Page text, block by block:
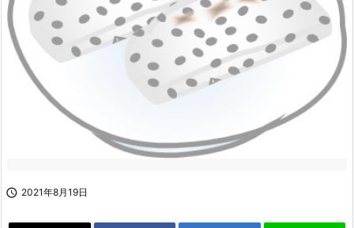
 2021年8月19日